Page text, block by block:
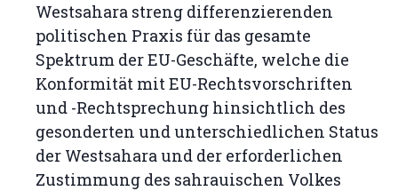
Westsahara streng differenzierenden
politischen Praxis für das gesamte
Spektrum der EU-Geschäfte, welche die
Konformität mit EU-Rechtsvorschriften
und -Rechtsprechung hinsichtlich des
gesonderten und unterschiedlichen Status
der Westsahara und der erforderlichen
Zustimmung des sahrauischen Volkes